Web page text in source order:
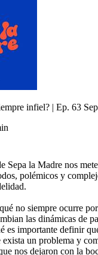
infiel? | Ep. 63
Sepa la Madre nos
polémicos y
no siempre ocurre
las dinámicas de
es importante definir
exista un problema y
nos dejaron con la